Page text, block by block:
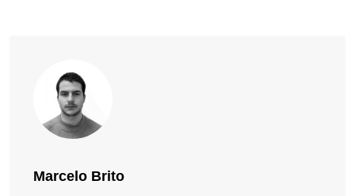
Marcelo Brito